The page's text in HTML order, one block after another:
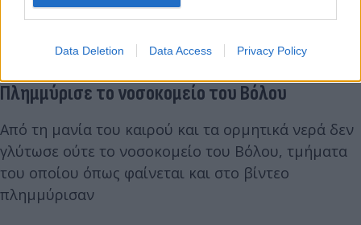
Data Deletion Data Access Privacy Policy
Πλημμύρισε το νοσοκομείο του Βόλου
Από τη μανία του καιρού και τα ορμητικά νερά δεν
γλύτωσε ούτε το νοσοκομείο του Βόλου, τμήματα
του οποίου όπως φαίνεται και στο βίντεο
πλημμύρισαν